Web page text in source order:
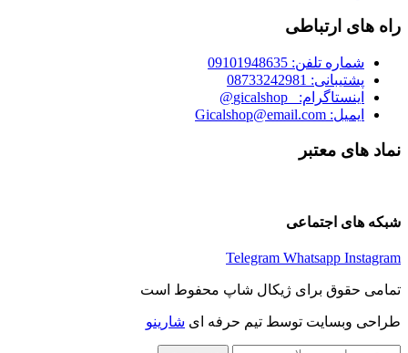
راه های ارتباطی
شماره تلفن: 09101948635
پشتیبانی: 08733242981
اینستاگرام: _gicalshop@
ایمیل: Gicalshop@email.com
نماد های معتبر
شبکه های اجتماعی
Telegram Whatsapp Instagram
تمامی حقوق برای ژیکال شاپ محفوط است
طراحی وبسایت توسط تیم حرفه ای شارینو